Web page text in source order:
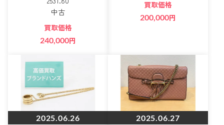
中古
買取価格
240,000円
買取価格
200,000円
2025.06.26 2025.06.27